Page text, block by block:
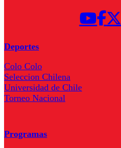
Deportes
Colo Colo
Seleccion Chilena
Universidad de Chile
Torneo Nacional
Programas